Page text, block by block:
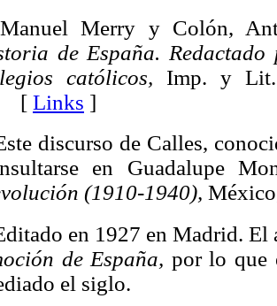
Manuel Merry y Colón,
de España.
católicos, Imp. y Lit.
Links ]
discurso de Calles,
en Guadalupe
(1910-1940),
en 1927 en Madrid. El
de España, por lo que
el siglo.